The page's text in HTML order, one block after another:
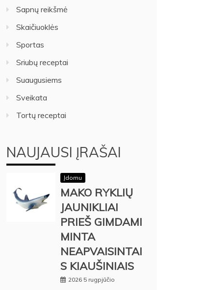
Sapnų reikšmė
Skaičiuoklės
Sportas
Sriubų receptai
Suaugusiems
Sveikata
Tortų receptai
NAUJAUSI ĮRAŠAI
Įdomu
MAKO RYKLIŲ
JAUNIKLIAI
PRIEŠ GIMDAMI
MINTA
NEAPVAISINTAI
S KIAUŠINIAIS
2026 5 rugpjūčio